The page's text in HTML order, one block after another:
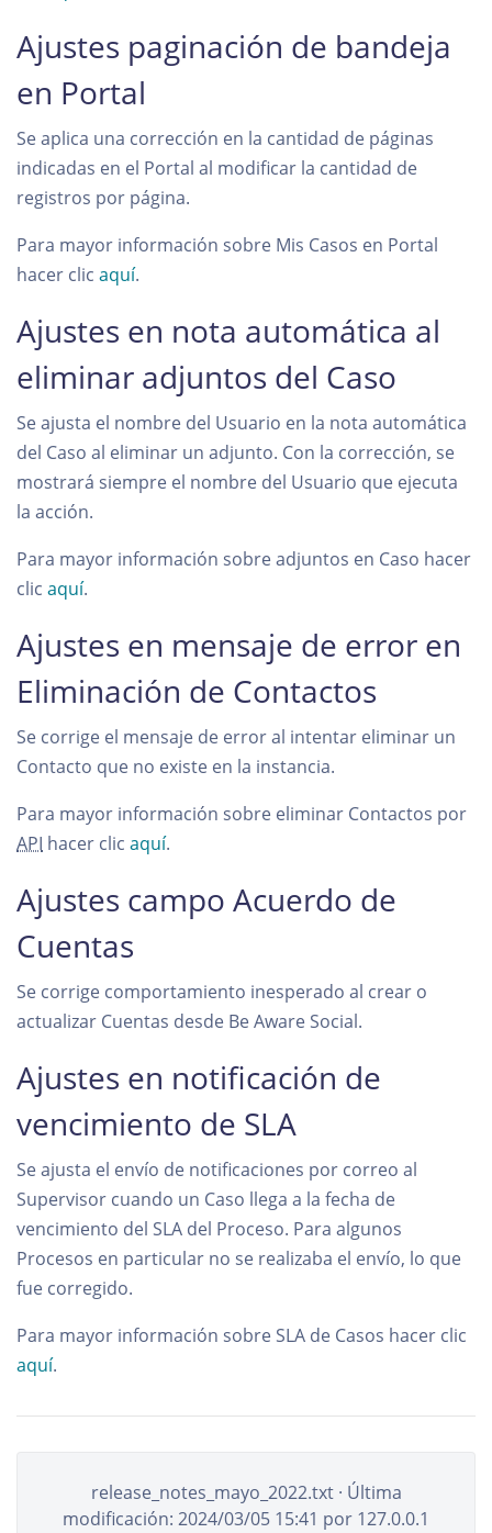
Ajustes paginación de bandeja
en Portal
Se aplica una corrección en la cantidad de páginas
indicadas en el Portal al modificar la cantidad de
registros por página.
Para mayor información sobre Mis Casos en Portal
hacer clic aquí.
Ajustes en nota automática al
eliminar adjuntos del Caso
Se ajusta el nombre del Usuario en la nota automática
del Caso al eliminar un adjunto. Con la corrección, se
mostrará siempre el nombre del Usuario que ejecuta
la acción.
Para mayor información sobre adjuntos en Caso hacer
clic aquí.
Ajustes en mensaje de error en
Eliminación de Contactos
Se corrige el mensaje de error al intentar eliminar un
Contacto que no existe en la instancia.
Para mayor información sobre eliminar Contactos por
API hacer clic aquí.
Ajustes campo Acuerdo de
Cuentas
Se corrige comportamiento inesperado al crear o
actualizar Cuentas desde Be Aware Social.
Ajustes en notificación de
vencimiento de SLA
Se ajusta el envío de notificaciones por correo al
Supervisor cuando un Caso llega a la fecha de
vencimiento del SLA del Proceso. Para algunos
Procesos en particular no se realizaba el envío, lo que
fue corregido.
Para mayor información sobre SLA de Casos hacer clic
aquí.
release_notes_mayo_2022.txt· Última
modificación: 2024/03/05 15:41 por 127.0.0.1